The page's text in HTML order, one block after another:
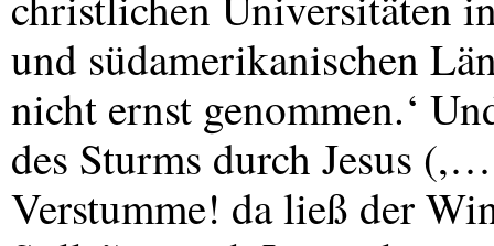
und südamerikanischen
nicht ernst genommen.‘
des Sturms durch Jesus
Verstumme! da ließ der